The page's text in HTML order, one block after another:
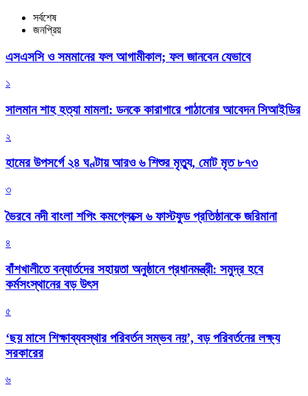
সর্বশেষ
জনপ্রিয়
এসএসসি ও সমমানের ফল আগামীকাল; ফল জানবেন যেভাবে
১
সালমান শাহ হত্যা মামলা: ডনকে কারাগারে পাঠানোর আবেদন সিআইডির
২
হামের উপসর্গে ২৪ ঘণ্টায় আরও ৬ শিশুর মৃত্যু, মোট মৃত ৮৭৩
৩
ভৈরবে নদী বাংলা শপিং কমপ্লেক্সে ৬ ফাস্টফুড প্রতিষ্ঠানকে জরিমানা
৪
বাঁশখালীতে বন্যার্তদের সহায়তা অনুষ্ঠানে প্রধানমন্ত্রী: সমুদ্র হবে
কর্মসংস্থানের বড় উৎস
৫
‘ছয় মাসে শিক্ষাব্যবস্থার পরিবর্তন সম্ভব নয়’, বড় পরিবর্তনের লক্ষ্য
সরকারের
৬